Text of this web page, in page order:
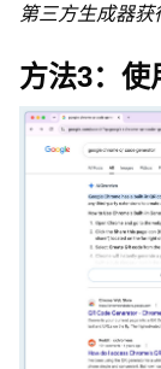
第三方生成器
方法3：